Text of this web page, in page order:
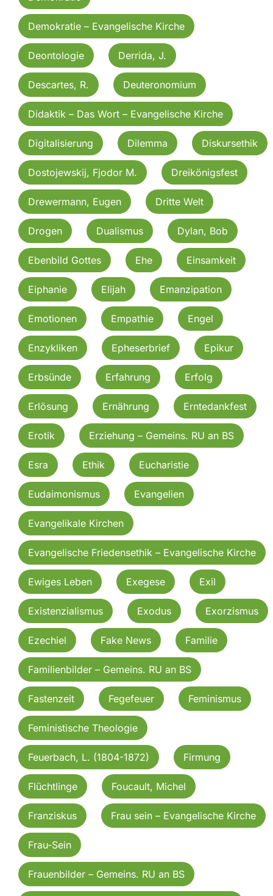
Demokratie – Evangelische Kirche
Deontologie Derrida, J.
Descartes, R. Deuteronomium
Didaktik – Das Wort – Evangelische Kirche
Digitalisierung Dilemma Diskursethik
Dostojewskij, Fjodor M. Dreikönigsfest
Drewermann, Eugen Dritte Welt
Drogen Dualismus Dylan, Bob
Ebenbild Gottes Ehe Einsamkeit
Eiphanie Elijah Emanzipation
Emotionen Empathie Engel
Enzykliken Epheserbrief Epikur
Erbsünde Erfahrung Erfolg
Erlösung Ernährung Erntedankfest
Erotik Erziehung – Gemeins. RU an BS
Esra Ethik Eucharistie
Eudaimonismus Evangelien
Evangelikale Kirchen
Evangelische Friedensethik – Evangelische Kirche
Ewiges Leben Exegese Exil
Existenzialismus Exodus Exorzismus
Ezechiel Fake News Familie
Familienbilder – Gemeins. RU an BS
Fastenzeit Fegefeuer Feminismus
Feministische Theologie
Feuerbach, L. (1804-1872) Firmung
Flüchtlinge Foucault, Michel
Franziskus Frau sein – Evangelische Kirche
Frau-Sein
Frauenbilder – Gemeins. RU an BS